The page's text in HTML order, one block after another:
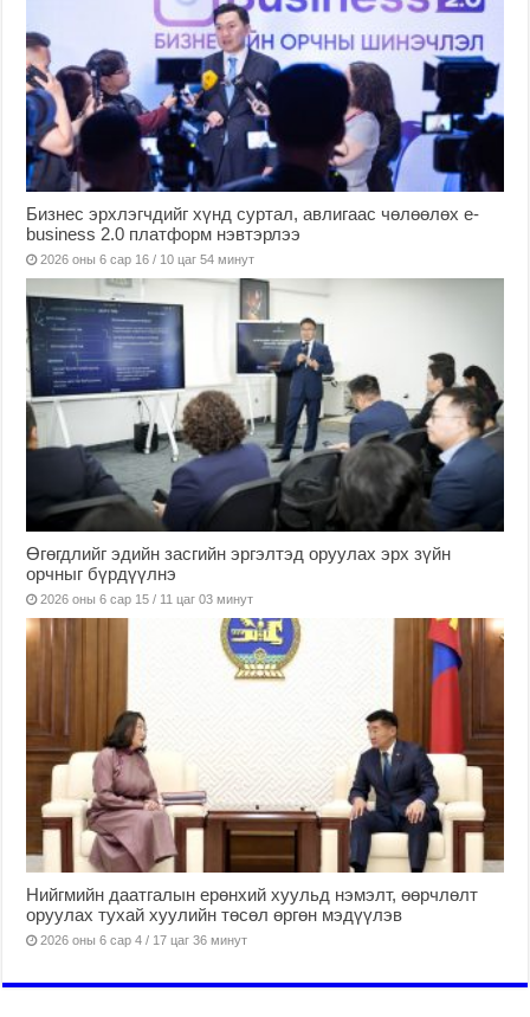
Бизнес эрхлэгчдийг хүнд суртал, авлигаас чөлөөлөх е-
business 2.0 платформ нэвтэрлээ
2026 оны 6 сар 16 / 10 цаг 54 минут
Өгөгдлийг эдийн засгийн эргэлтэд оруулах эрх зүйн
орчныг бүрдүүлнэ
2026 оны 6 сар 15 / 11 цаг 03 минут
Нийгмийн даатгалын ерөнхий хуульд нэмэлт, өөрчлөлт
оруулах тухай хуулийн төсөл өргөн мэдүүлэв
2026 оны 6 сар 4 / 17 цаг 36 минут